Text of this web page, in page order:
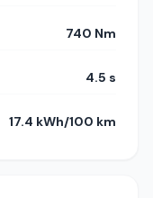
740 Nm
4.5 s
17.4 kWh/100 km